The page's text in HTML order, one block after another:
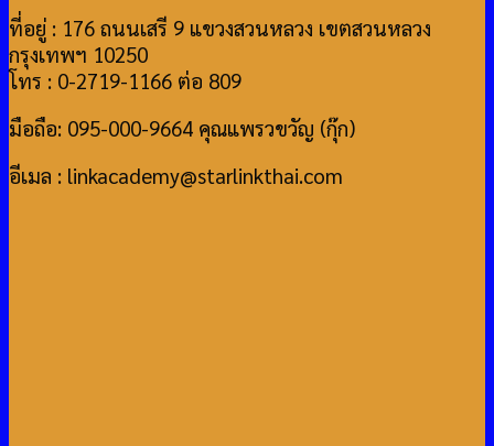
ที่อยู่ : 176 ถนนเสรี 9 แขวงสวนหลวง เขตสวนหลวง
กรุงเทพฯ 10250
โทร : 0-2719-1166 ต่อ 809
มือถือ: 095-000-9664 คุณแพรวขวัญ (กุ๊ก)
อีเมล : linkacademy@starlinkthai.com